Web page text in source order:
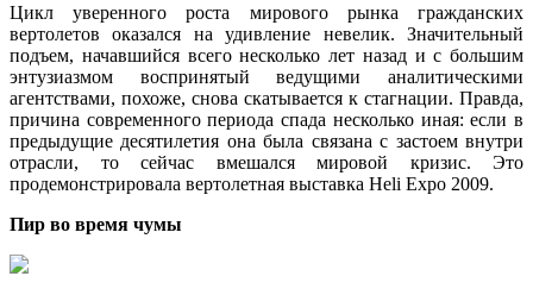
Цикл уверенного роста мирового рынка гражданских
вертолетов оказался на удивление невелик. Значительный
подъем, начавшийся всего несколько лет назад и с большим
энтузиазмом воспринятый ведущими аналитическими
агентствами, похоже, снова скатывается к стагнации. Правда,
причина современного периода спада несколько иная: если в
предыдущие десятилетия она была связана с застоем внутри
отрасли, то сейчас вмешался мировой кризис. Это
продемонстрировала вертолетная выставка Heli Expo 2009.
Пир во время чумы